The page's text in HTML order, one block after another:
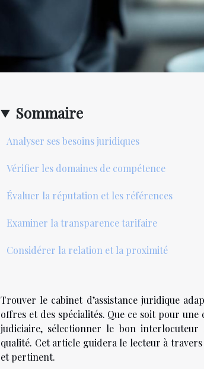
Sommaire
Analyser ses besoins juridiques
Vérifier les domaines de compétence
Évaluer la réputation et les références
Examiner la transparence tarifaire
Considérer la relation et la proximité
Trouver le cabinet d’assistance juridique
offres et des spécialités. Que ce soit pour
judiciaire, sélectionner le bon interlocuteur
qualité. Cet article guidera le lecteur à
et pertinent.